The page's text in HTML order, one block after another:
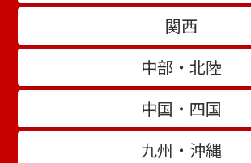
関西
中部・北陸
中国・四国
九州・沖縄